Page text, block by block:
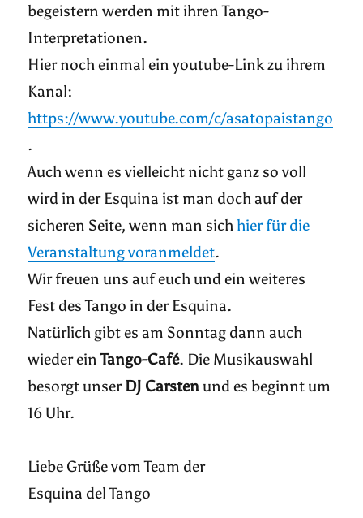
begeistern werden mit ihren Tango-
Interpretationen.
Hier noch einmal ein youtube-Link zu ihrem
Kanal:
https://www.youtube.com/c/asatopaistango
.
Auch wenn es vielleicht nicht ganz so voll
wird in der Esquina ist man doch auf der
sicheren Seite, wenn man sich hier für die
Veranstaltung voranmeldet.
Wir freuen uns auf euch und ein weiteres
Fest des Tango in der Esquina.
Natürlich gibt es am Sonntag dann auch
wieder einTango-Café. Die Musikauswahl
besorgt unser DJ Carsten und es beginnt um
16 Uhr.
Liebe Grüße vom Team der
Esquina del Tango